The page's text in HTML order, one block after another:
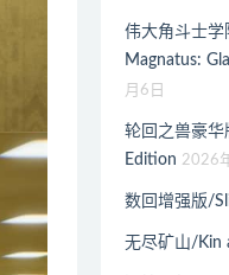
伟大角斗士
Magnatus:
月6日
轮回之兽豪
Edition 2026
数回增强版/
无尽矿山/Kin